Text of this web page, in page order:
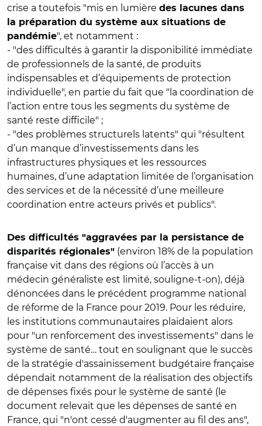
crise a toutefois "mis en lumière des lacunes dans
la préparation du système aux situations de
pandémie", et notamment :
- "des difficultés à garantir la disponibilité immédiate
de professionnels de la santé, de produits
indispensables et d’équipements de protection
individuelle", en partie du fait que "la coordination de
l’action entre tous les segments du système de
santé reste difficile" ;
- "des problèmes structurels latents" qui "résultent
d’un manque d’investissements dans les
infrastructures physiques et les ressources
humaines, d’une adaptation limitée de l’organisation
des services et de la nécessité d’une meilleure
coordination entre acteurs privés et publics".
Des difficultés "aggravées par la persistance de
disparités régionales" (environ 18% de la population
française vit dans des régions où l’accès à un
médecin généraliste est limité, souligne-t-on), déjà
dénoncées dans le précédent programme national
de réforme de la France pour 2019. Pour les réduire,
les institutions communautaires plaidaient alors
pour "un renforcement des investissements" dans le
système de santé… tout en soulignant que le succès
de la stratégie d'assainissement budgétaire française
dépendait notamment de la réalisation des objectifs
de dépenses fixés pour le système de santé (le
document relevait que les dépenses de santé en
France, qui "n'ont cessé d'augmenter au fil des ans",